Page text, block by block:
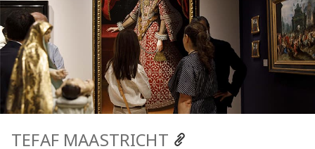
TEFAF MAASTRICHT